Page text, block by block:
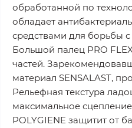
обработанной по
обладает
средствами для борьбы
Большой палец PRO
частей.
материал SENSALAST,
Рельефная текстура
максимальное
POLYGIENE защитит от